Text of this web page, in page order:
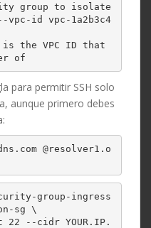
group to isolate
vpc-id vpc-1a2b3c4
is the VPC ID that
of
para permitir SSH solo
aunque primero debes
@resolver1.o
group-ingress
sg \
--cidr YOUR.IP.